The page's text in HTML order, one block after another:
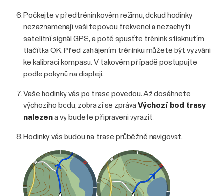
Počkejte v předtréninkovém režimu, dokud hodinky
nezaznamenají vaši tepovou frekvenci a nezachytí
satelitní signál GPS, a poté spusťte trénink stisknutím
tlačítka OK. Před zahájením tréninku můžete být vyzváni
ke kalibraci kompasu. V takovém případě postupujte
podle pokynů na displeji.
Vaše hodinky vás po trase povedou. Až dosáhnete
výchozího bodu, zobrazí se zpráva Výchozí bod trasy
nalezena vy budete připraveni vyrazit.
Hodinky vás budou na trase průběžně navigovat.